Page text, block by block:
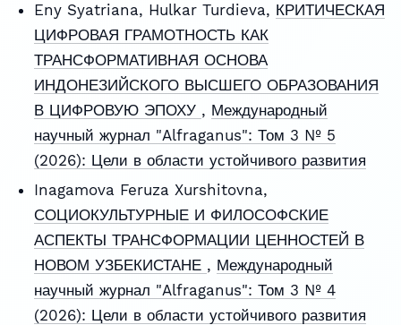
Eny Syatriana, Hulkar Turdieva, КРИТИЧЕСКАЯ
ЦИФРОВАЯ ГРАМОТНОСТЬ КАК
ТРАНСФОРМАТИВНАЯ ОСНОВА
ИНДОНЕЗИЙСКОГО ВЫСШЕГО ОБРАЗОВАНИЯ
В ЦИФРОВУЮ ЭПОХУ , Международный
научный журнал "Alfraganus": Том 3 № 5
(2026): Цели в области устойчивого развития
Inagamova Feruza Xurshitovna,
СОЦИОКУЛЬТУРНЫЕ И ФИЛОСОФСКИЕ
АСПЕКТЫ ТРАНСФОРМАЦИИ ЦЕННОСТЕЙ В
НОВОМ УЗБЕКИСТАНЕ , Международный
научный журнал "Alfraganus": Том 3 № 4
(2026): Цели в области устойчивого развития